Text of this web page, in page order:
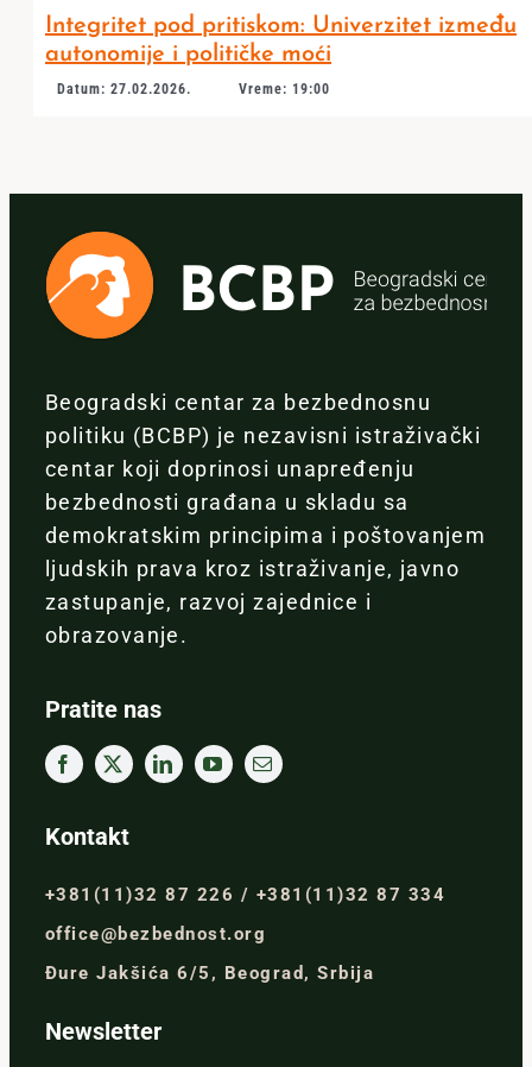
Integritet pod pritiskom: Univerzitet između
autonomije i političke moći
Datum: 27.02.2026. Vreme: 19:00
Beogradski centar za bezbednosnu
politiku (BCBP) je nezavisni istraživački
centar koji doprinosi unapređenju
bezbednosti građana u skladu sa
demokratskim principima i poštovanjem
ljudskih prava kroz istraživanje, javno
zastupanje, razvoj zajednice i
obrazovanje.
Pratite nas
Kontakt
+381(11)32 87 226 / +381(11)32 87 334
office@bezbednost.org
Đure Jakšića 6/5, Beograd, Srbija
Newsletter